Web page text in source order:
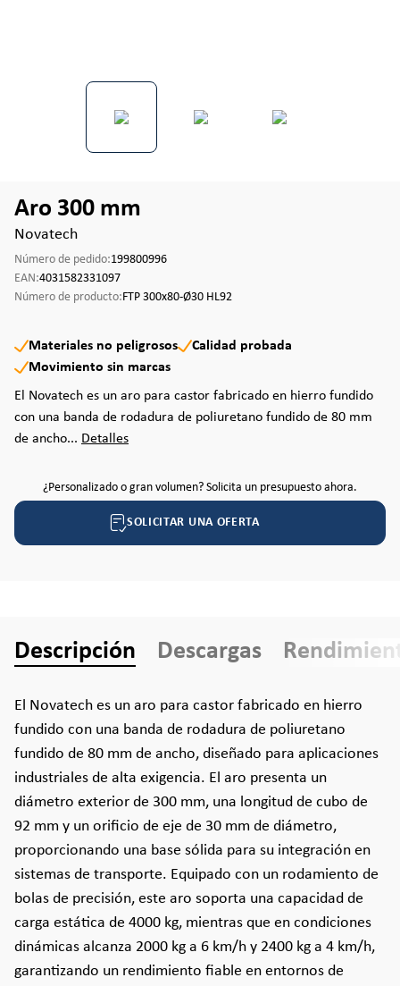
Aro 300 mm
Novatech
Número de pedido:199800996
EAN:4031582331097
Número de producto:FTP 300x80-Ø30 HL92
Materiales no peligrosos
Calidad probada
Movimiento sin marcas
El Novatech es un aro para castor fabricado en hierro fundido
con una banda de rodadura de poliuretano fundido de 80 mm
de ancho... Detalles
¿Personalizado o gran volumen? Solicita un presupuesto ahora.
SOLICITAR UNA OFERTA
Descripción Descargas
El Novatech es un aro para castor fabricado en hierro
fundido con una banda de rodadura de poliuretano
fundido de 80 mm de ancho, diseñado para aplicaciones
industriales de alta exigencia. El aro presenta un
diámetro exterior de 300 mm, una longitud de cubo de
92 mm y un orificio de eje de 30 mm de diámetro,
proporcionando una base sólida para su integración en
sistemas de transporte. Equipado con un rodamiento de
bolas de precisión, este aro soporta una capacidad de
carga estática de 4000 kg, mientras que en condiciones
dinámicas alcanza 2000 kg a 6 km/h y 2400 kg a 4 km/h,
garantizando un rendimiento fiable en entornos de